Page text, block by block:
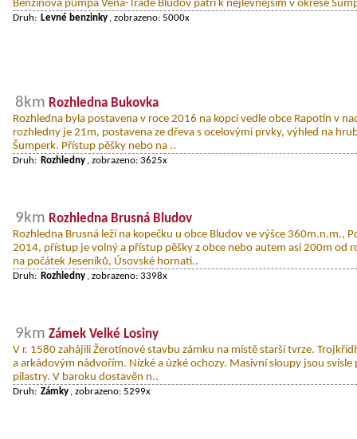
Benzínová pumpa Vena-Trade Bludov patří k nejlevnějším v okrese
Druh: Levné benzinky , zobrazeno: 5000x
8km Rozhledna Bukovka
Rozhledna byla postavena v roce 2016 na kopci vedle obce Rapotín v
rozhledny je 21m, postavena ze dřeva s ocelovými prvky, výhled na
Šumperk. Přístup pěšky nebo na ..
Druh: Rozhledny , zobrazeno: 3625x
9km Rozhledna Brusná Bludov
Rozhledna Brusná leží na kopečku u obce Bludov ve výšce 360m.n.m.,
2014, přístup je volný a přístup pěšky z obce nebo autem asi 200m od
na počátek Jeseníků, Úsovské hornati..
Druh: Rozhledny , zobrazeno: 3398x
9km Zámek Velké Losiny
V r. 1580 zahájili Žerotínové stavbu zámku na místě starší tvrze.
a arkádovým nádvořím. Nízké a úzké ochozy. Masivní sloupy jsou
pilastry. V baroku dostavěn n..
Druh: Zámky , zobrazeno: 5299x